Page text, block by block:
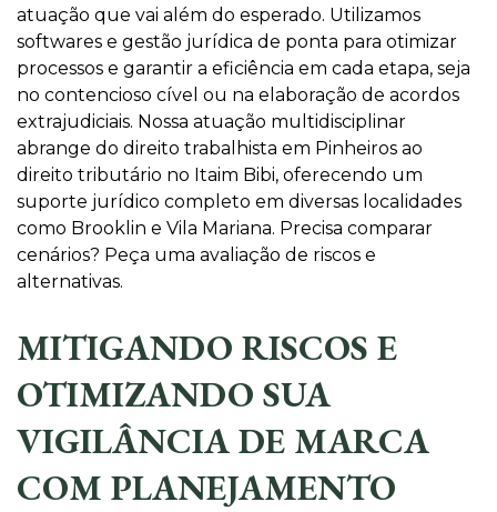
atuação que vai além do esperado. Utilizamos
softwares e gestão jurídica de ponta para otimizar
processos e garantir a eficiência em cada etapa, seja
no contencioso cível ou na elaboração de acordos
extrajudiciais. Nossa atuação multidisciplinar
abrange do direito trabalhista em Pinheiros ao
direito tributário no Itaim Bibi, oferecendo um
suporte jurídico completo em diversas localidades
como Brooklin e Vila Mariana. Precisa comparar
cenários? Peça uma avaliação de riscos e
alternativas.
MITIGANDO RISCOS E
OTIMIZANDO SUA
VIGILÂNCIA DE MARCA
COM PLANEJAMENTO